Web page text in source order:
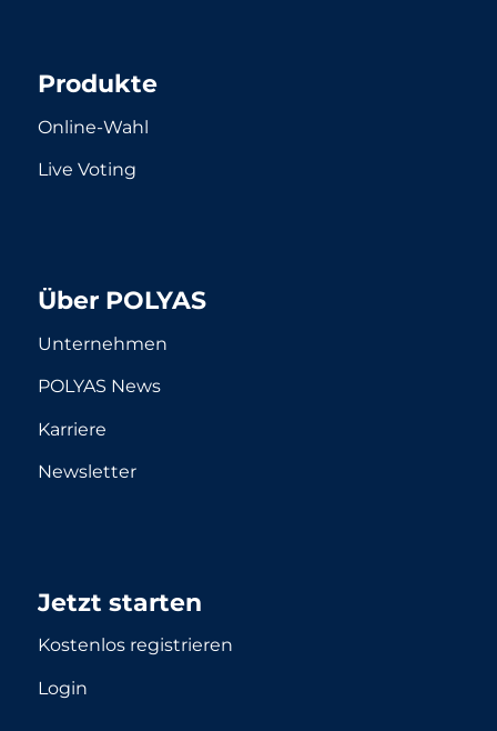
Produkte
Online-Wahl
Live Voting
Über POLYAS
Unternehmen
POLYAS News
Karriere
Newsletter
Jetzt starten
Kostenlos registrieren
Login